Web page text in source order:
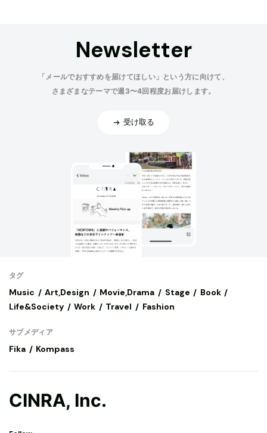
Newsletter
「メールでおすすめを届けてほしい」という方に向けて、
さまざまなテーマで週3〜4回程度お届けします。
受け取る
タグ
Music Art,Design Movie,Drama Stage
Book
Life&Society
Work Travel Fashion
サブメディア
Fika Kompass
CINRA, Inc.